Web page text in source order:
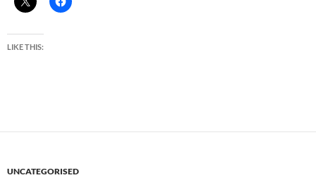
LIKE THIS:
UNCATEGORISED